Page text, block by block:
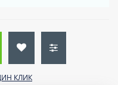
КЛИК